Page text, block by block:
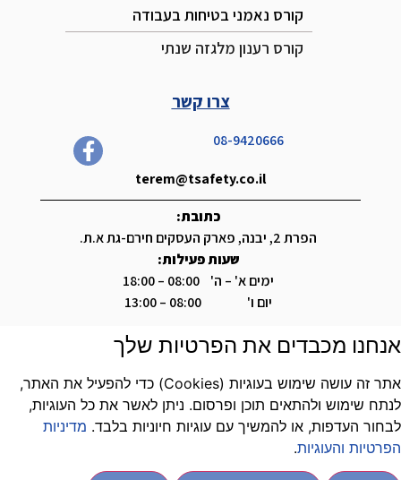
קורס נאמני בטיחות בעבודה
קורס רענון מלגזה שנתי
צרו קשר
08-9420666
terem@tsafety.co.il
כתובת:
הפרת 2, יבנה, פארק העסקים חירם-גת א.ת.
שעות פעילות:
ימים א' – ה' 08:00 – 18:00
יום ו' 08:00 – 13:00
אנחנו מכבדים את הפרטיות שלך
אתר זה עושה שימוש בעוגיות (Cookies) כדי להפעיל את האתר,
לנתח שימוש ולהתאים תוכן ופרסום. ניתן לאשר את כל העוגיות,
לבחור העדפות, או להמשיך עם עוגיות חיוניות בלבד. מדיניות
הפרטיות והעוגיות.